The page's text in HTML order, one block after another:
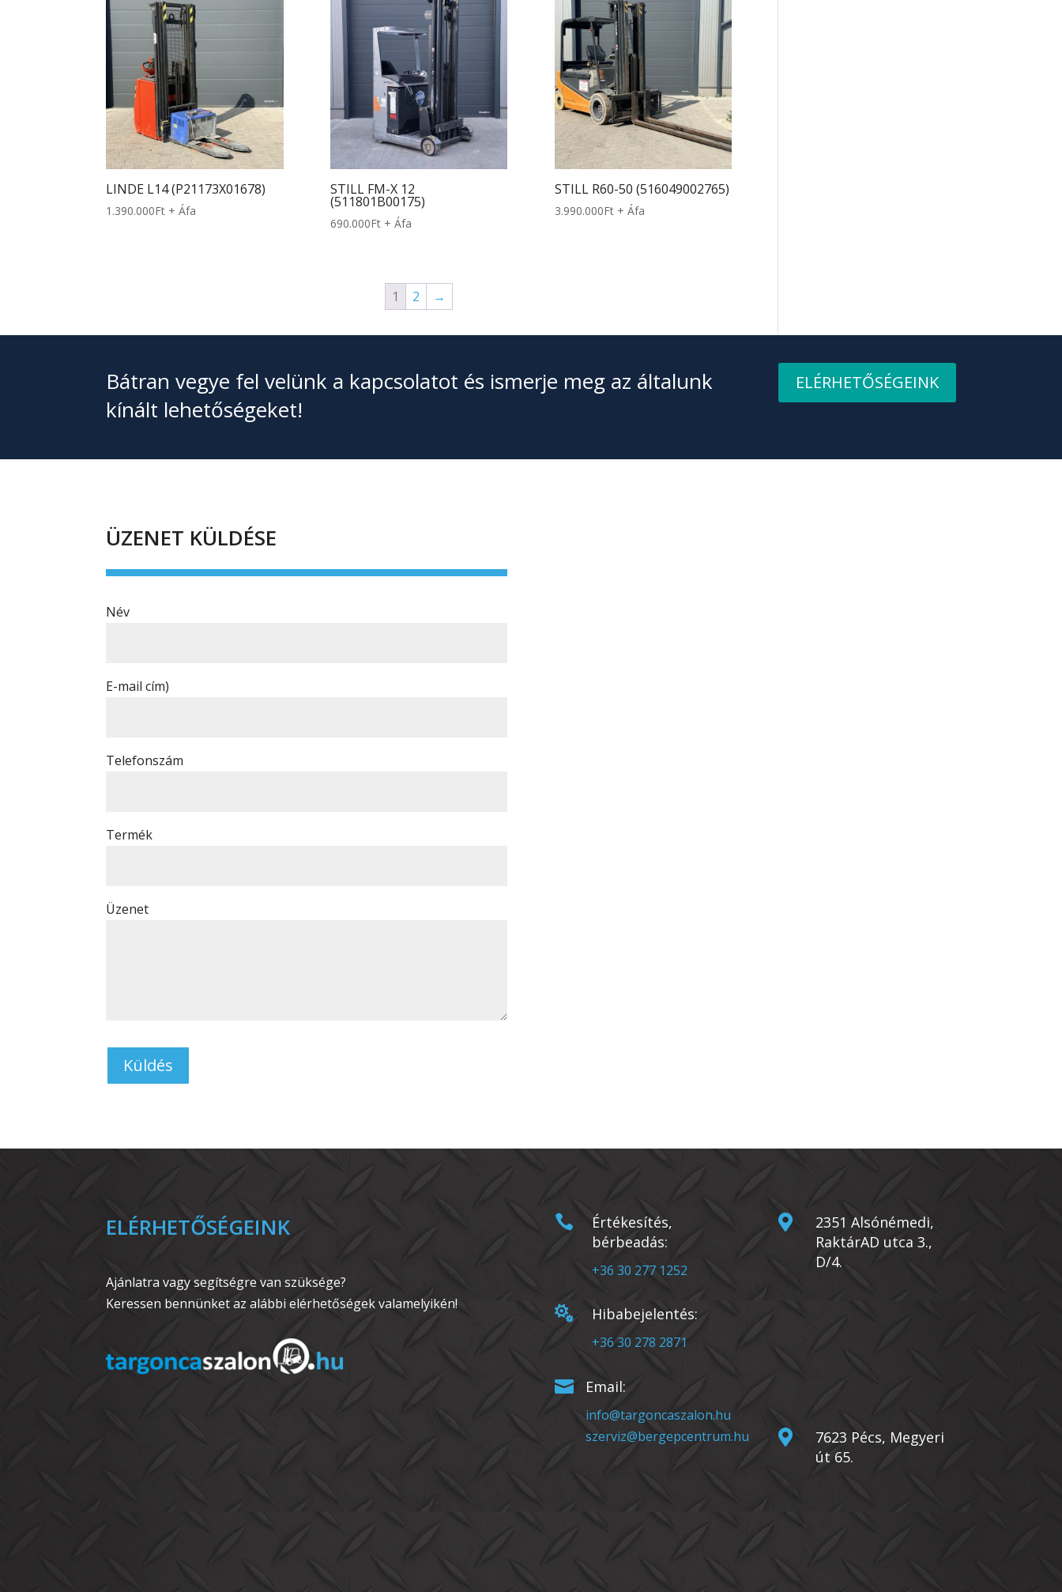
LINDE L14 (P21173X01678)
1.390.000Ft + Áfa
STILL FM-X 12
(511801B00175)
690.000Ft + Áfa
STILL R60-50 (516049002765)
3.990.000Ft + Áfa
1 2 →
Bátran vegye fel velünk a kapcsolatot és ismerje meg az általunk
kínált lehetőségeket!
ELÉRHETŐSÉGEINK
ÜZENET KÜLDÉSE
Név
E-mail cím)
Telefonszám
Termék
Üzenet
ELÉRHETŐSÉGEINK
Ajánlatra vagy segítségre van szüksége?
Keressen bennünket az alábbi elérhetőségek valamelyikén!

Értékesítés,
bérbeadás:
+36 30 277 1252
 Hibabejelentés:
+36 30 278 2871
 Email:
info@targoncaszalon.hu
szerviz@bergepcentrum.hu

2351 Alsónémedi,
RaktárAD utca 3.,
D/4.

7623 Pécs, Megyeri
út 65.